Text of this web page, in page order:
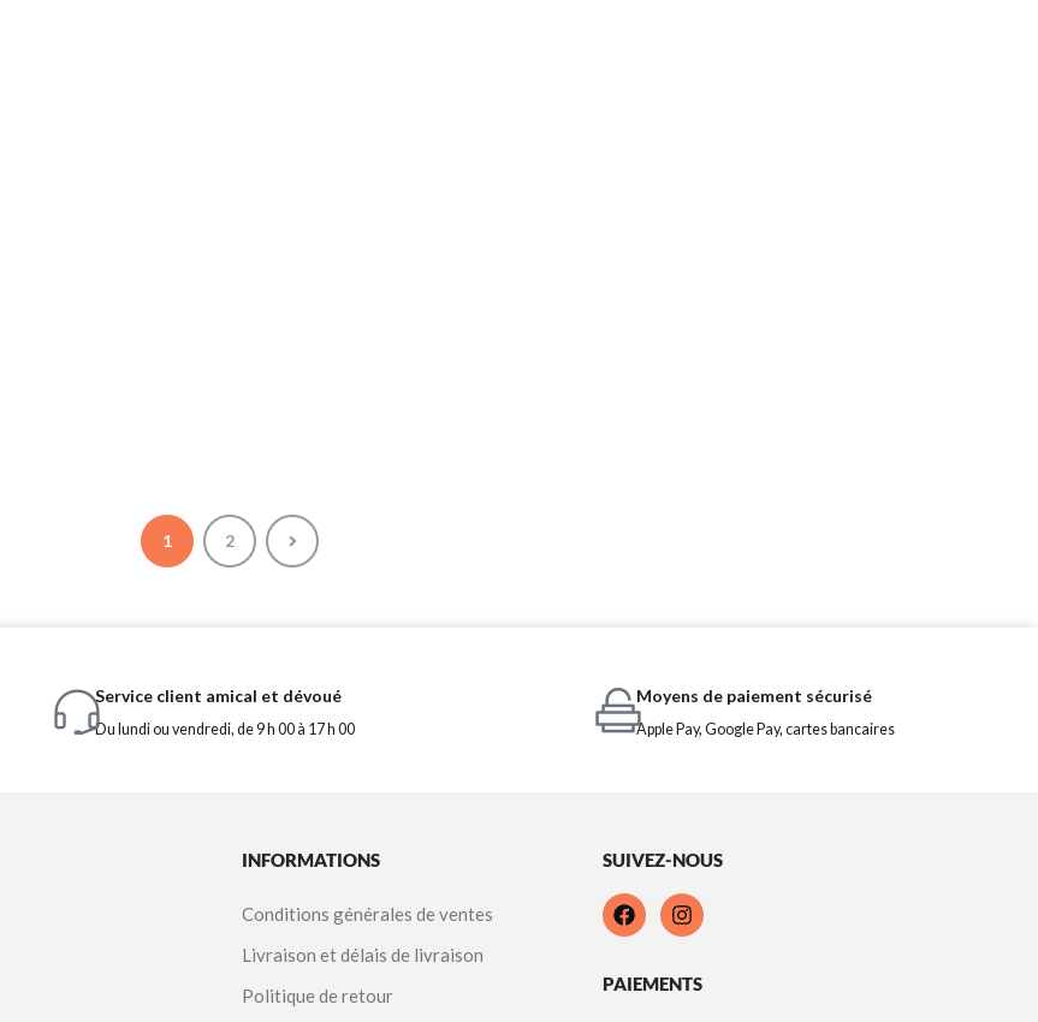
1 2
Service client amical et dévoué
Du lundi ou vendredi, de 9 h 00 à 17 h 00
Moyens de paiement sécurisé
Apple Pay, Google Pay, cartes bancaires
INFORMATIONS
Conditions générales de ventes
Livraison et délais de livraison
Politique de retour
SUIVEZ-NOUS
PAIEMENTS